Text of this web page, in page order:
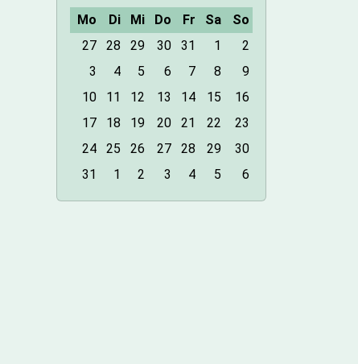
Mo Di Mi Do Fr Sa
So
27
28 29 30 31 1
2
3
4 5 6 7 8
9
10
11 12 13 14 15
16
17
18 19 20 21 22
23
24
25 26 27 28 29
30
31
1 2 3 4 5 6